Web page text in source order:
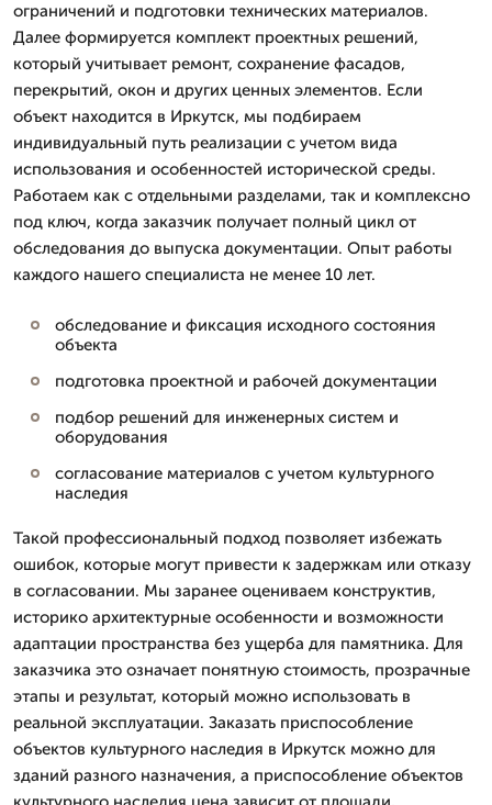
ограничений и подготовки технических материалов.
Далее формируется комплект проектных решений,
который учитывает ремонт, сохранение фасадов,
перекрытий, окон и других ценных элементов. Если
объект находится в Иркутск, мы подбираем
индивидуальный путь реализации с учетом вида
использования и особенностей исторической среды.
Работаем как с отдельными разделами, так и комплексно
под ключ, когда заказчик получает полный цикл от
обследования до выпуска документации. Опыт работы
каждого нашего специалиста не менее 10 лет.
обследование и фиксация исходного состояния
объекта
подготовка проектной и рабочей документации
подбор решений для инженерных систем и
оборудования
согласование материалов с учетом культурного
наследия
Такой профессиональный подход позволяет избежать
ошибок, которые могут привести к задержкам или отказу
в согласовании. Мы заранее оцениваем конструктив,
историко архитектурные особенности и возможности
адаптации пространства без ущерба для памятника. Для
заказчика это означает понятную стоимость, прозрачные
этапы и результат, который можно использовать в
реальной эксплуатации. Заказать приспособление
объектов культурного наследия в Иркутск можно для
зданий разного назначения, а приспособление объектов